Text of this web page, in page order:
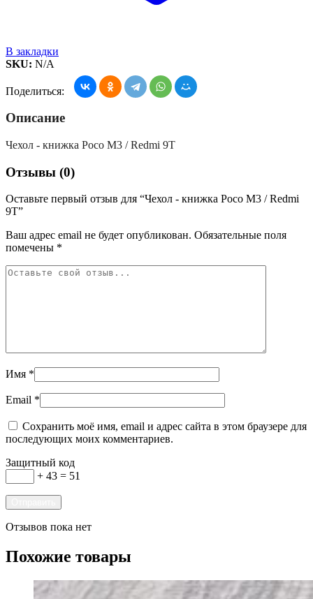
В закладки
SKU: N/A
Поделиться:
Описание
Чехол - книжка Poco M3 / Redmi 9T
Отзывы (0)
Оставьте первый отзыв для “Чехол - книжка Poco M3 / Redmi
9T”
Ваш адрес email не будет опубликован. Обязательные поля
помечены *
Имя *
Email *
Сохранить моё имя, email и адрес сайта в этом браузере для
последующих моих комментариев.
Защитный код
+ 43 = 51
Отзывов пока нет
Похожие товары